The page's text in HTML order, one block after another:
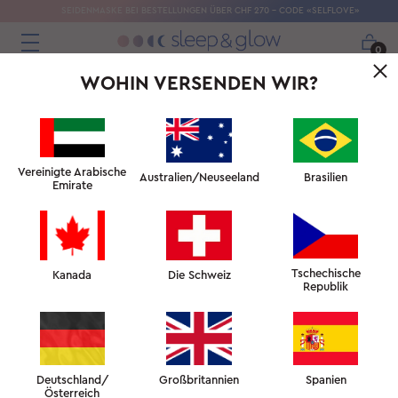
SEIDENMASKE BEI BESTELLUNGEN ÜBER CHF 270 – CODE «SELFLOVE»
0
WOHIN VERSENDEN WIR?
Vereinigte Arabische
Emirate
Australien/Neuseeland Brasilien
Kanada Die Schweiz
Tschechische
Republik
Deutschland/
Österreich
Großbritannien Spanien